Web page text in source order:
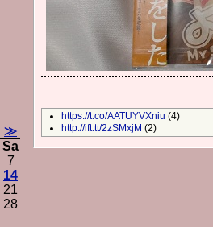
https://t.co/AATUYVXniu (4)
http://ift.tt/2zSMxjM (2)
≫
Sa
7
14
21
28